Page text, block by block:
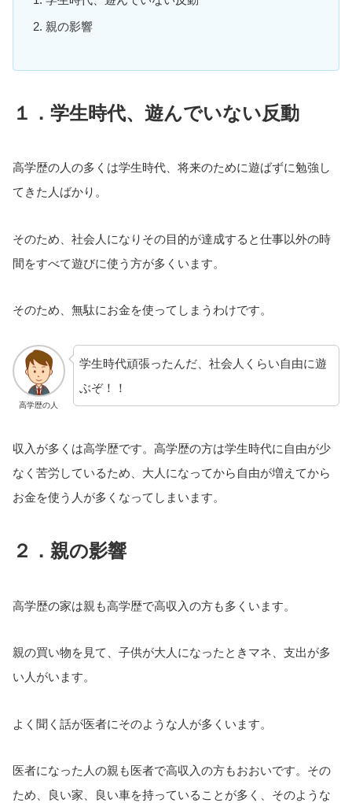
親の影響
１．学生時代、遊んでいない反動
高学歴の人の多くは学生時代、将来のために遊ばずに勉強し
てきた人ばかり。
そのため、社会人になりその目的が達成すると仕事以外の時
間をすべて遊びに使う方が多くいます。
そのため、無駄にお金を使ってしまうわけです。
高学歴の人
学生時代頑張ったんだ、社会人くらい自由に遊
ぶぞ！！
収入が多くは高学歴です。高学歴の方は学生時代に自由が少
なく苦労しているため、大人になってから自由が増えてから
お金を使う人が多くなってしまいます。
２．親の影響
高学歴の家は親も高学歴で高収入の方も多くいます。
親の買い物を見て、子供が大人になったときマネ、支出が多
い人がいます。
よく聞く話が医者にそのような人が多くいます。
医者になった人の親も医者で高収入の方もおおいです。その
ため、良い家、良い車を持っていることが多く、そのような